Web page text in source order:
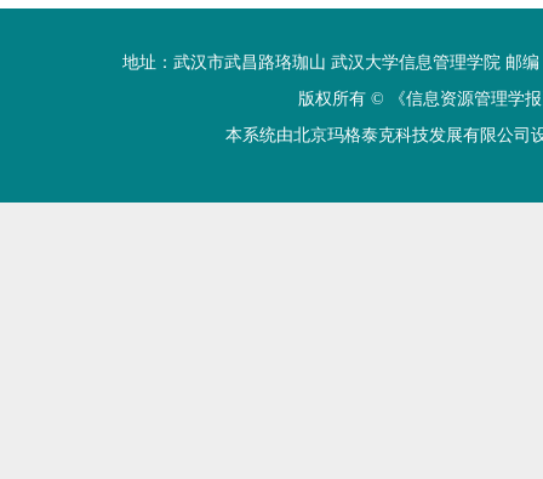
地址：武汉市武昌路珞珈山 武汉大学信息管理学院 邮编
版权所有 ©
《信息资源管理学
本系统由北京玛格泰克科技发展有限公司